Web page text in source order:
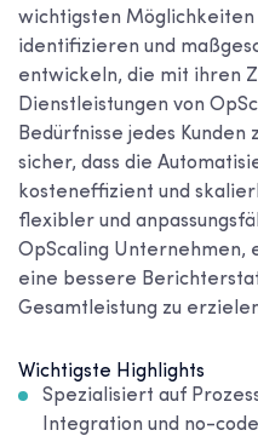
wichtigsten Möglichkeiten
identifizieren und
entwickeln, die mit ihren
Dienstleistungen von
Bedürfnisse jedes
sicher, dass die
kosteneffizient und
flexibler und
OpScaling Unternehmen,
eine bessere
Gesamtleistung zu
Wichtigste Highlights
Spezialisiert auf
Integration und no-